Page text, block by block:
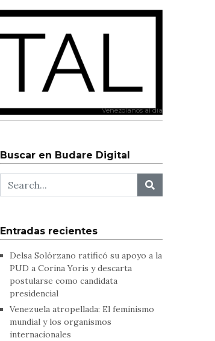
Venezolanos al día
Buscar en Budare Digital
Entradas recientes
Delsa Solórzano ratificó su apoyo a la
PUD a Corina Yoris y descarta
postularse como candidata
presidencial
Venezuela atropellada: El feminismo
mundial y los organismos
internacionales